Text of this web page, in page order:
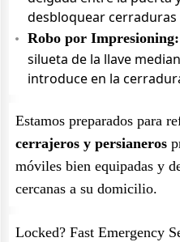
desbloquear cerraduras
Robo por Impresioning:
silueta de la llave
introduce en la
Estamos preparados para
cerrajeros y persianeros
móviles bien equipadas y
cercanas a su domicilio.
Locked? Fast Emergency